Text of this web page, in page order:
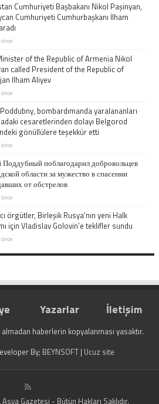
Cumhuriyeti Başbakanı Nikol Paşinyan,
Cumhuriyeti Cumhurbaşkanı İlham
of the Republic of Armenia Nikol
called President of the Republic of
Ilham Aliyev
bombardımanda yaralananları
cesaretlerinden dolayı Belgorod
gönüllülere teşekkür etti
Поддубный поблагодарил добровольцев
области за мужество в спасении
от обстрелов
örgütler, Birleşik Rusya’nın yeni Halk
için Vladislav Golovin’e teklifler sundu
Yazarlar İletişim
haberlerin kopyalanması yasaktır.
By; BEYNSOFT| Ucuz site
Gazetesi - Bütün Hakları Saklıdır.